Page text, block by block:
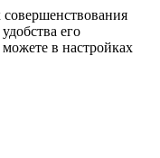
совершенствования
его
в настройках